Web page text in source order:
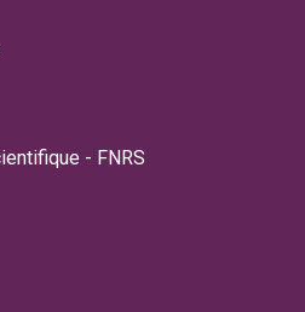
- FNRS